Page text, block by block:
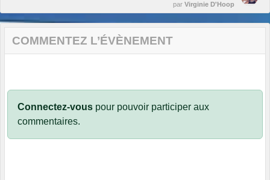
par Virginie D'Hoop
COMMENTEZ L’ÉVÈNEMENT
Connectez-vous pour pouvoir participer aux
commentaires.